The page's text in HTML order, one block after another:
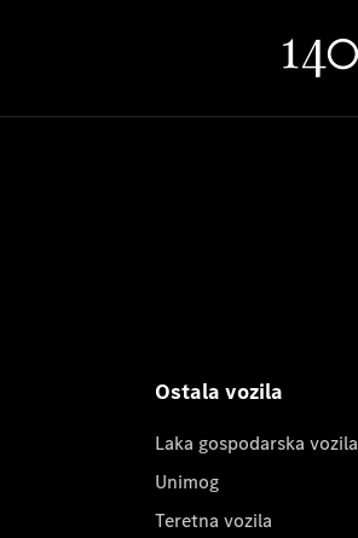
Ostala vozila
Laka gospodarska vozila
Unimog
Teretna vozila